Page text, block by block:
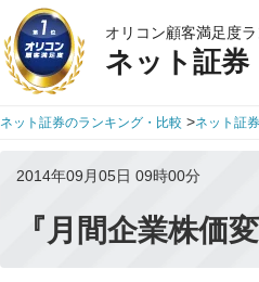
オリコン顧客満足度
ネット証券
ネット証券のランキング・比較 >ネット証
2014年09月05日 09時00分
『月間企業株価